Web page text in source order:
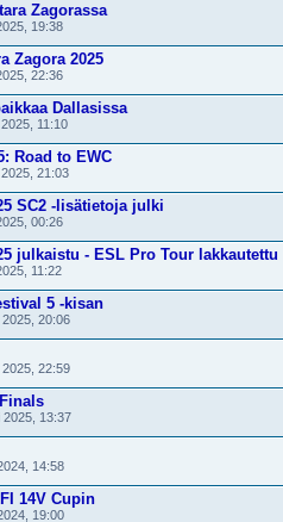
Zagorassa
19:38
Zagora 2025
22:36
Dallasissa
11:10
Road to EWC
21:03
SC2 -lisätietoja julki
00:26
julkaistu - ESL Pro Tour lakkautettu
11:22
5 -kisan
20:06
22:59
2025, 13:37
14:58
14V Cupin
19:00